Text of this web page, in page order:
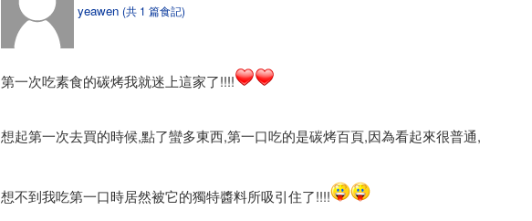
yeawen (共 1 篇食記)
第一次吃素食的碳烤我就迷上這家了!!!!
想起第一次去買的時候,點了蠻多東西,第一口吃的是碳烤百頁,因為看起來很普通,
想不到我吃第一口時居然被它的獨特醬料所吸引住了!!!!